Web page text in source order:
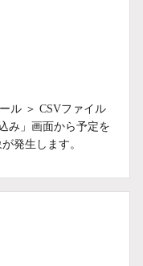
ル ＞ CSVファイル
み」画面から予定を
発生します。